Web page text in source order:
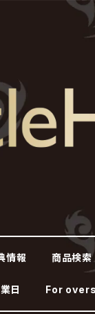
情報 商品検索
日 For